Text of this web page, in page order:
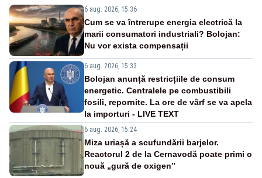
6 aug. 2026, 15:36
Cum se va întrerupe energia electrică la
marii consumatori industriali? Bolojan:
Nu vor exista compensații
6 aug. 2026, 15:33
Bolojan anunță restricțiile de consum
energetic. Centralele pe combustibili
fosili, repornite. La ore de vârf se va apela
la importuri - LIVE TEXT
6 aug. 2026, 15:24
Miza uriașă a scufundării barjelor.
Reactorul 2 de la Cernavodă poate primi o
nouă „gură de oxigen”